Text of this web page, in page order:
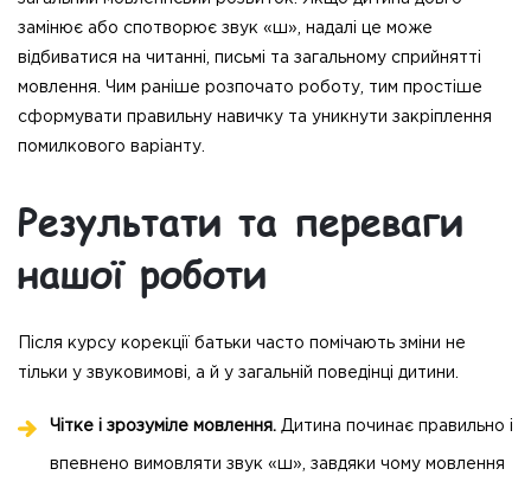
замінює або спотворює звук «ш», надалі це може
відбиватися на читанні, письмі та загальному сприйнятті
мовлення. Чим раніше розпочато роботу, тим простіше
сформувати правильну навичку та уникнути закріплення
помилкового варіанту.
Результати та переваги
нашої роботи
Після курсу корекції батьки часто помічають зміни не
тільки у звуковимові, а й у загальній поведінці дитини.
Чітке і зрозуміле мовлення. Дитина починає правильно і
впевнено вимовляти звук «ш», завдяки чому мовлення